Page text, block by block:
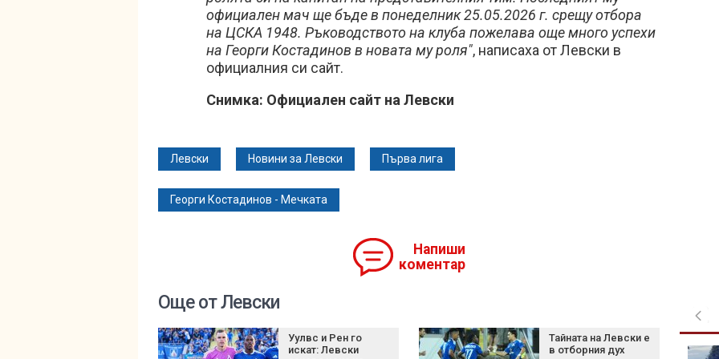
официален мач ще бъде в понеделник 25.05.2026 г. срещу отбора
на ЦСКА 1948. Ръководството на клуба пожелава още много успехи
на Георги Костадинов в новата му роля", написаха от Левски в
официалния си сайт.
Снимка: Официален сайт на Левски
Левски Новини за Левски Първа лига
Георги Костадинов - Мечката
Напиши
коментар
Още от Левски
Уулвс и Рен го
искат: Левски
Тайната на Левски е
в отборния дух
Хороскоп за 8 август: